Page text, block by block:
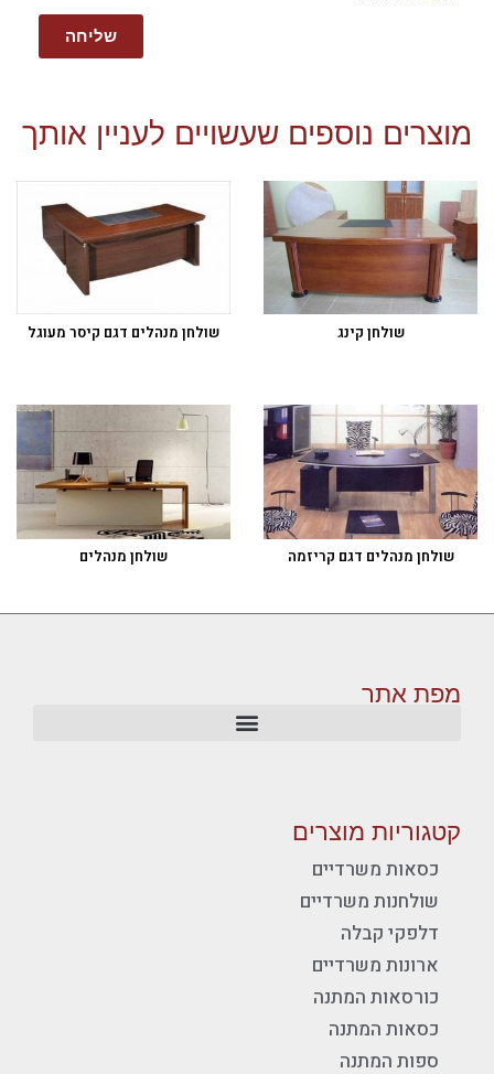
שליחה
מוצרים נוספים שעשויים לעניין אותך
שולחן קינג שולחן מנהלים דגם קיסר מעוגל
שולחן מנהלים דגם קריזמה שולחן מנהלים
מפת אתר
קטגוריות מוצרים
כסאות משרדיים
שולחנות משרדיים
דלפקי קבלה
ארונות משרדיים
כורסאות המתנה
כסאות המתנה
ספות המתנה